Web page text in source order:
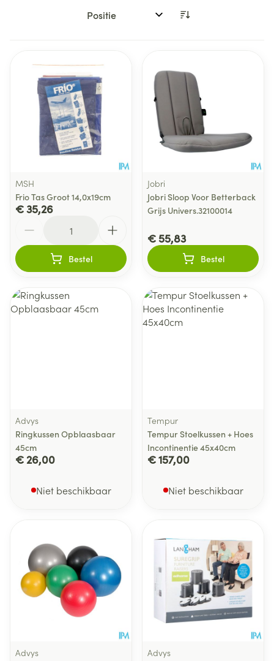
Sorteer op:
MSH
Frio Tas Groot 14,0x19cm
€ 35,26
Bestel
Jobri
Jobri Sloop Voor Betterback
Grijs Univers.32100014
€ 55,83
Bestel
Advys
Ringkussen Opblaasbaar
45cm
€ 26,00
Niet beschikbaar
Tempur
Tempur Stoelkussen + Hoes
Incontinentie 45x40cm
€ 157,00
Niet beschikbaar
Advys
Advys